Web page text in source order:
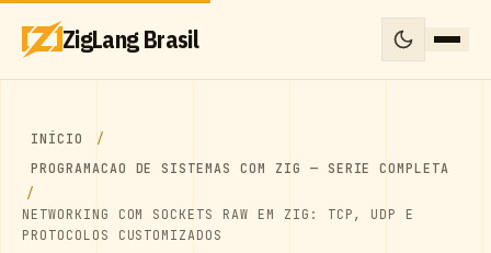
ZigLang Brasil
INÍCIO
PROGRAMACAO DE SISTEMAS COM ZIG — SERIE COMPLETA
NETWORKING COM SOCKETS RAW EM ZIG: TCP, UDP E
PROTOCOLOS CUSTOMIZADOS